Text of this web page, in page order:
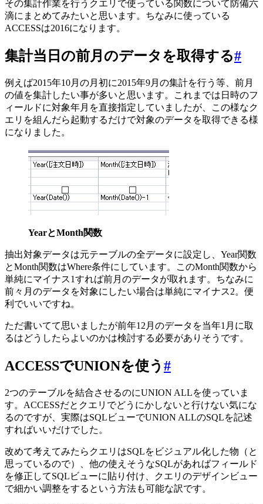
その集計作業を行うクエリで使っている関数について防備六
滴にまとめてみたいと思います。ちなみに使っている
ACCESSは2016になります。
集計当日の前月のデータを取得する#
例えば2015年10月の月初に2015年9月の集計を行う等、前月
の値を集計したい事が多いと思います。これまでは日時のフ
ィールドに対象年月を直接指定していましたが、この様なク
エリを組んだら起動するだけで対象のデータを取得できる様
になりました。
YearとMonth関数
抽出対象データは元テーブルの全データに設定し、Year関数
とMonth関数はWhere条件にしています。このMonth関数から
単純にマイナス1すれば前月のデータが取れます。ちなみに
前々月のデータを対象にしたい場合は単純にマイナス2。便
利でいいですね。
ただ書いてて思いましたが前年12月のデータを当年1月に取
るはどうしたらよいのかは検討する必要がありそうです。
ACCESSでUNIONを使う #
2つのテーブルを結合させるのにUNION ALLを使っていま
す。ACCESSだとクエリでどうにかしないと行けない気にな
るのですが、実際はSQLビューでUNION ALLのSQLを記述
すればいいだけでした。
改めて考えてみたらクエリはSQLをビジュアル化した物（と
思っているので）、他の使えそうなSQLがあればフィールド
を修正してSQLビューに貼り付け、クエリのデザインビュー
で細かい調整をするという方法も可能な訳です。